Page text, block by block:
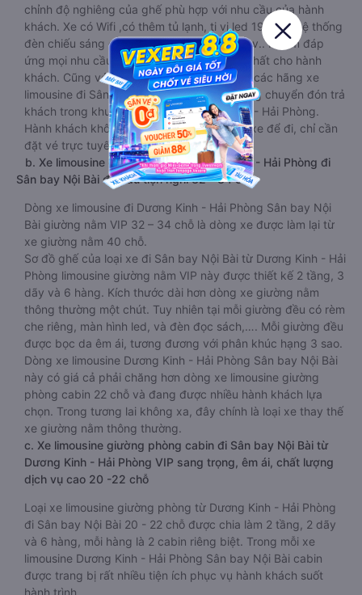
chỉnh độ nghiêng của ghế phù hợp với nhu cầu của hành
khách. Xe có Wifi ,có thêm tủ lạnh, ti vi led 19 inch, hệ thống
đèn chiếu sáng đọc sách, bục gác chân, v.v.. Nhằm đáp
ứng mọi nhu cầu và mang lại sự thoải mái nhất cho hành
khách. Cũng với kích thước nhỏ gọn, đa số các hãng xe
limousine đi Sân bay Nội Bài đều hỗ trợ trung chuyển đón trả
khách trong khu vực nội thành Dương Kinh - Hải Phòng.
Hành khách không còn bị bắt buộc ra bến xe để đi, chỉ cần
đặt vé trực tuyến và chờ xe đến đón.
b. Xe limousine giường nằm từ Dương Kinh - Hải Phòng đi
Sân bay Nội Bài đầy đủ tiện nghi 32 - 34 chỗ
Dòng xe limousine đi Dương Kinh - Hải Phòng Sân bay Nội
Bài giường nằm VIP 32 – 34 chỗ là dòng xe được làm lại từ
xe giường nằm 40 chỗ.
Sơ đồ ghế của loại xe đi Sân bay Nội Bài từ Dương Kinh - Hải
Phòng limousine giường nằm VIP này được thiết kế 2 tầng, 3
dãy và 6 hàng. Kích thước dài hơn dòng xe giường nằm
thông thường một chút. Tuy nhiên tại mỗi giường đều có rèm
che riêng, màn hình led, và đèn đọc sách,…. Mỗi giường đều
được bọc da êm ái, tương đương với phân khúc hạng 3 sao.
Dòng xe limousine Dương Kinh - Hải Phòng Sân bay Nội Bài
này có giá cả phải chăng hơn dòng xe limousine giường
phòng cabin 22 chỗ và đang được nhiều hành khách lựa
chọn. Trong tương lai không xa, đây chính là loại xe thay thế
xe giường nằm thông thường.
c. Xe limousine giường phòng cabin đi Sân bay Nội Bài từ
Dương Kinh - Hải Phòng VIP sang trọng, êm ái, chất lượng
dịch vụ cao 20 -22 chỗ
Loại xe limousine giường phòng từ Dương Kinh - Hải Phòng
đi Sân bay Nội Bài 20 - 22 chỗ được chia làm 2 tầng, 2 dãy
và 6 hàng, mỗi hàng là 2 cabin riêng biệt. Trong mỗi xe
limousine Dương Kinh - Hải Phòng Sân bay Nội Bài cabin
được trang bị rất nhiều tiện ích phục vụ hành khách suốt
hành trình.